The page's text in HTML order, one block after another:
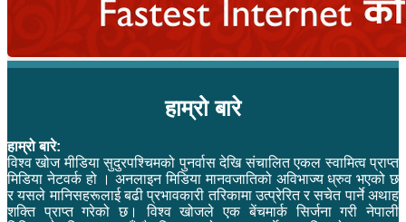
हाम्रो बारे
हाम्रो बारे:
विश्व खोज मीडिया सुदुरपश्चिमको पुनर्वास देखि संचालित एकल स्वामित्व प्राप्त
मिडिया नेटवर्क हो । अनलाइन मिडिया मानवजातिको अविभाज्य ध्रुव भएको छ
र यसले मानिसहरूलाई बढी प्रभावकारी तरिकामा उत्प्रेरित र सचेत पार्ने अथाह
शक्ति प्राप्त गरेको छ। विश्व खोजले एक बेंचमार्क सिर्जना गरी नेपाली